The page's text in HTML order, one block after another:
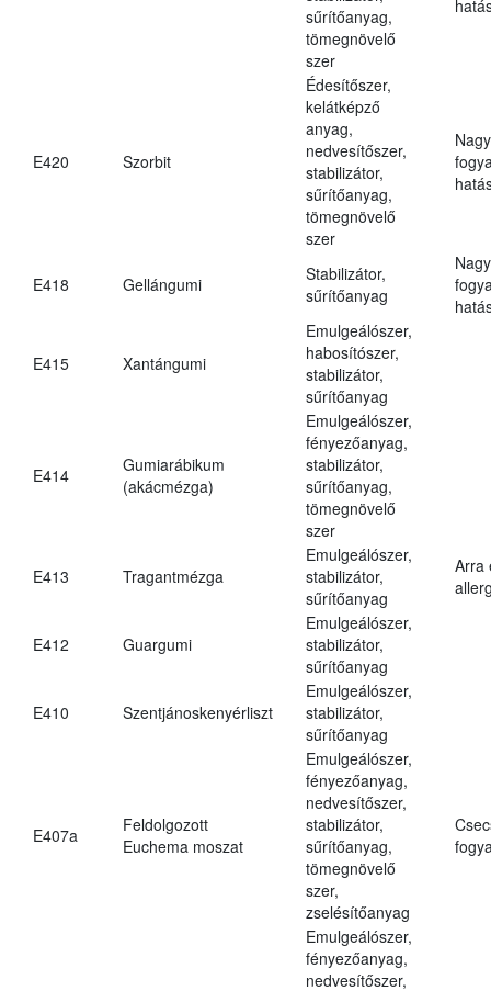
sűrítőanyag,
tömegnövelő
szer
E420 Szorbit
Édesítőszer,
kelátképző
anyag,
nedvesítőszer,
stabilizátor,
sűrítőanyag,
tömegnövelő
szer
E418 Gellángumi
Stabilizátor,
sűrítőanyag
E415 Xantángumi
Emulgeálószer,
habosítószer,
stabilizátor,
sűrítőanyag
E414
Gumiarábikum
(akácmézga)
Emulgeálószer,
fényezőanyag,
stabilizátor,
sűrítőanyag,
tömegnövelő
szer
E413 Tragantmézga
Emulgeálószer,
stabilizátor,
sűrítőanyag
Arra
E412 Guargumi
Emulgeálószer,
stabilizátor,
sűrítőanyag
E410 Szentjánoskenyérliszt
Emulgeálószer,
stabilizátor,
sűrítőanyag
E407a
Feldolgozott
Euchema moszat
Emulgeálószer,
fényezőanyag,
nedvesítőszer,
stabilizátor,
sűrítőanyag,
tömegnövelő
szer,
zselésítőanyag
Emulgeálószer,
fényezőanyag,
nedvesítőszer,